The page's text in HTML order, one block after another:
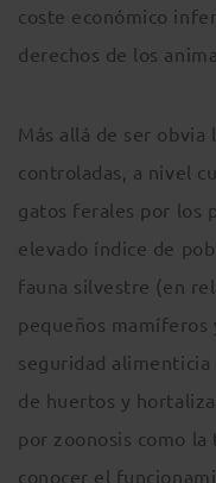
coste económico
derechos de los
Más allá de ser obvia
controladas, a nivel
gatos ferales por los
elevado índice de
fauna silvestre (en
pequeños
seguridad
de huertos y
por zoonosis como la
conocer el